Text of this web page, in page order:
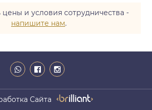
цены и условия сотрудничества -
напишите нам.
Сайта